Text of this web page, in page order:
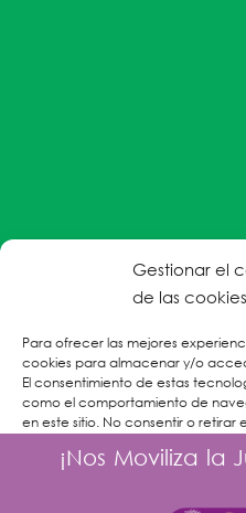
Gestionar el
de las cookies
Para ofrecer las mejores
cookies para almacenar y/o
El consentimiento de estas
como el comportamiento de
en este sitio. No consentir o
#EnColectiva estamos
parte del personal
refugiadas, migrantes
victimas sobrevivientes de
Género.
¡Nos Moviliza la